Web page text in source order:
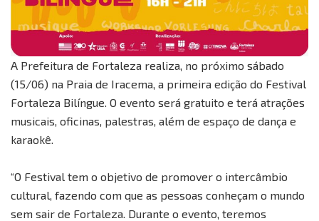
A Prefeitura de Fortaleza realiza, no próximo sábado
(15/06) na Praia de Iracema, a primeira edição do Festival
Fortaleza Bilíngue. O evento será gratuito e terá atrações
musicais, oficinas, palestras, além de espaço de dança e
karaokê.
“O Festival tem o objetivo de promover o intercâmbio
cultural, fazendo com que as pessoas conheçam o mundo
sem sair de Fortaleza. Durante o evento, teremos